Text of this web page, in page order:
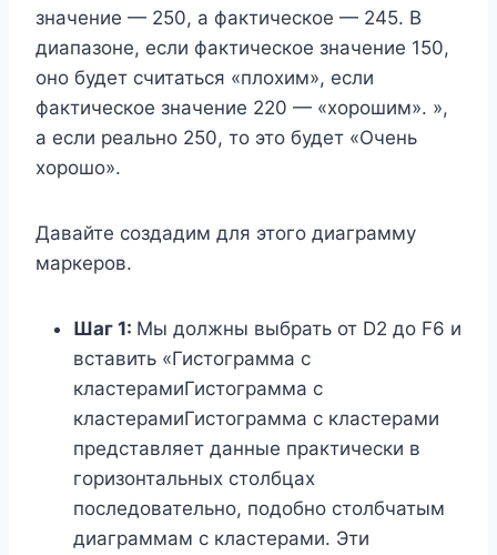
значение — 250, а фактическое — 245. В
диапазоне, если фактическое значение 150,
оно будет считаться «плохим», если
фактическое значение 220 — «хорошим». »,
а если реально 250, то это будет «Очень
хорошо».
Давайте создадим для этого диаграмму
маркеров.
Шаг 1: Мы должны выбрать от D2 до F6 и
вставить «Гистограмма с
кластерамиГистограмма с
кластерамиГистограмма с кластерами
представляет данные практически в
горизонтальных столбцах
последовательно, подобно столбчатым
диаграммам с кластерами. Эти